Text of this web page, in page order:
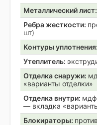
Металлический лист:
Ребра жесткости:
шт)
Контуры уплотнения:
Утеплитель:
Отделка снаружи:
«варианты отделки»
Отделка внутри: мдф
— вкладка
Блокираторы: